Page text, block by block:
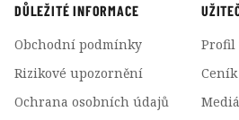
DŮLEŽITÉ INFORMACE
Obchodní podmínky
Rizikové upozornění
Ochrana osobních údajů
Profil